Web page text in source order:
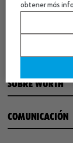
SOBRE WÜRTH
COMUNICACIÓN
obtener más